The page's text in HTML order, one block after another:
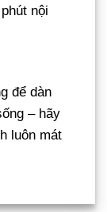
nội
để dàn
– hãy
luôn mát